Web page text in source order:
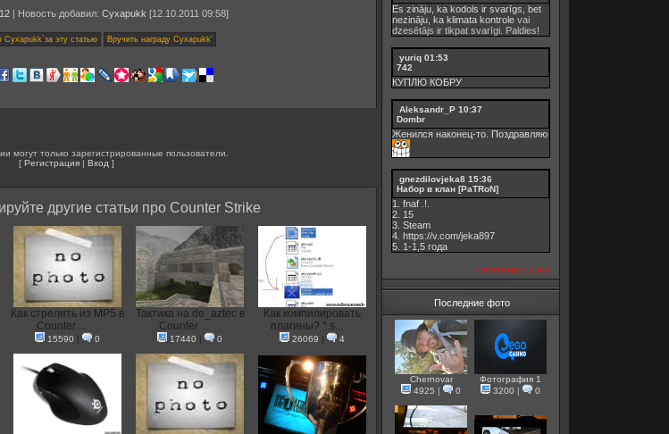
| Новость добавил: Cyxapukk [12.10.2011 09:58]
могут только зарегистрированные пользователи.
[ Регистрация | Вход ]
другие статьи про Counter Strike
Как стрелять из MP5 в
Counter ...
15590 | 0
Тактика на de_aztec в
Counter ...
17440 | 0
Как компилировать
плагины? *.s...
26069 | 4
Es zināju, ka kodols ir svarīgs, bet
nezināju, ka klimata kontrole vai
dzesētājs ir tikpat svarīgi. Paldies!
yuriq 01:53
742
КУПЛЮ КОБРУ
Aleksandr_P 10:37
Dombr
Женился наконец-то. Поздравляю
gnezdilovjeka8 15:36
Набор в клан [PaTRoN]
1. fnaf .!.
2. 15
3. Steam
4. https://v.com/jeka897
5. 1-1,5 годa
посмотреть все
Последние фото
Chernovar
4925 | 0
Фотография 1
3200 | 0